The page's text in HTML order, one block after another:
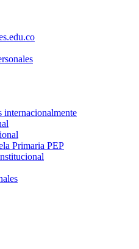
internacionalmente
Primaria PEP